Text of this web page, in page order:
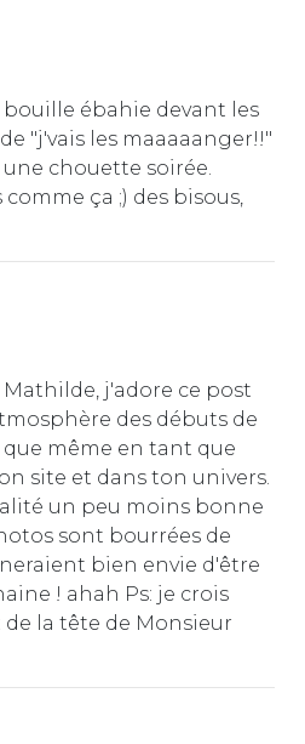
ébahie devant les
"j'vais les maaaaanger!!"
chouette soirée.
ça ;) des bisous,
Mathilde, j'adore ce post
des débuts de
que même en tant que
site et dans ton univers.
un peu moins bonne
sont bourrées de
bien envie d'être
! ahah Ps: je crois
la tête de Monsieur